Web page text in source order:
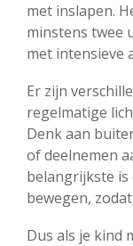
met inslapen.
minstens twee
met intensieve
Er zijn
regelmatige
Denk aan
of deelnemen
belangrijkste is
bewegen,
Dus als je kind